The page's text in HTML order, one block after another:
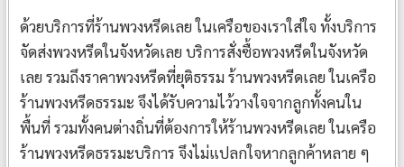
ด้วยบริการที่ร้านพวงหรีดเลย ในเครือของเราใส่ใจ ทั้งบริการ
จัดส่งพวงหรีดในจังหวัดเลย บริการสั่งซื้อพวงหรีดในจังหวัด
เลย รวมถึงราคาพวงหรีดที่ยุติธรรม ร้านพวงหรีดเลย ในเครือ
ร้านพวงหรีดธรรมะ จึงได้รับความไว้วางใจจากลูกทั้งคนใน
พื้นที่ รวมทั้งคนต่างถิ่นที่ต้องการให้ร้านพวงหรีดเลย ในเครือ
ร้านพวงหรีดธรรมะบริการ จึงไม่แปลกใจหากลูกค้าหลาย ๆ